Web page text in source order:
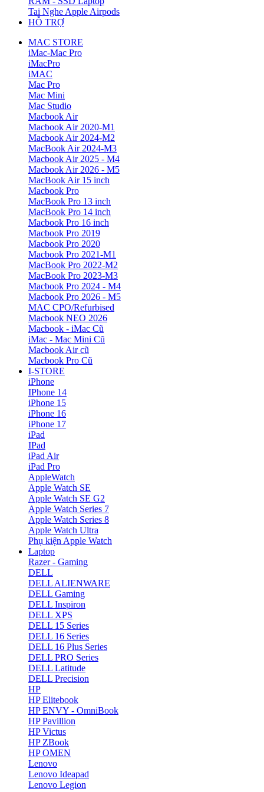
Tai Nghe Apple Airpods
HỖ TRỢ
MAC STORE
iMac-Mac Pro
iMacPro
iMAC
Mac Pro
Mac Mini
Mac Studio
Macbook Air
Macbook Air 2020-M1
Macbook Air 2024-M2
MacBook Air 2024-M3
Macbook Air 2025 - M4
Macbook Air 2026 - M5
MacBook Air 15 inch
Macbook Pro
MacBook Pro 13 inch
MacBook Pro 14 inch
Macbook Pro 16 inch
Macbook Pro 2019
Macbook Pro 2020
Macbook Pro 2021-M1
MacBook Pro 2022-M2
MacBook Pro 2023-M3
Macbook Pro 2024 - M4
Macbook Pro 2026 - M5
MAC CPO/Refurbised
Macbook NEO 2026
Macbook - iMac Cũ
iMac - Mac Mini Cũ
Macbook Air cũ
Macbook Pro Cũ
I-STORE
iPhone
IPhone 14
iPhone 15
iPhone 16
iPhone 17
iPad
IPad
iPad Air
iPad Pro
AppleWatch
Apple Watch SE
Apple Watch SE G2
Apple Watch Series 7
Apple Watch Series 8
Apple Watch Ultra
Phụ kiện Apple Watch
Laptop
Razer - Gaming
DELL
DELL ALIENWARE
DELL Gaming
DELL Inspiron
DELL XPS
DELL 15 Series
DELL 16 Series
DELL 16 Plus Series
DELL PRO Series
DELL Latitude
DELL Precision
HP
HP Elitebook
HP ENVY - OmniBook
HP Pavillion
HP Victus
HP ZBook
HP OMEN
Lenovo
Lenovo Ideapad
Lenovo Legion